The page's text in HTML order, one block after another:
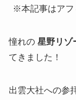
※本記事はアフ
憧れの 星野リゾ
てきました！
出雲大社への参